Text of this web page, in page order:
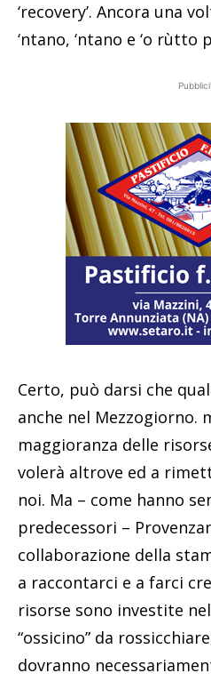
‘recovery’. Ancora una
‘ntano, ‘ntano e ‘o rùtto
Certo, può darsi che
anche nel Mezzogiorno.
maggioranza delle
volerà altrove ed a
noi. Ma – come hanno
predecessori –
collaborazione della
a raccontarci e a farci
risorse sono investite
“ossicino” da
dovranno